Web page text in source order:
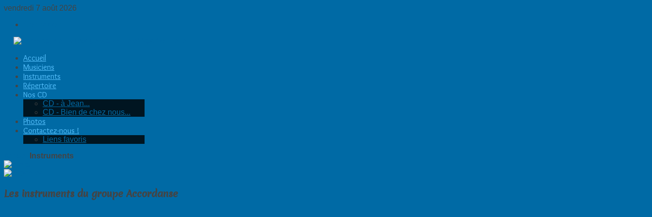
vendredi 7 août 2026
Accueil
Musiciens
Instruments
Répertoire
Nos CD
CD - à Jean...
CD - Bien de chez nous...
Photos
Contactez-nous !
Liens favoris
Instruments
Les instruments du groupe Accordanse